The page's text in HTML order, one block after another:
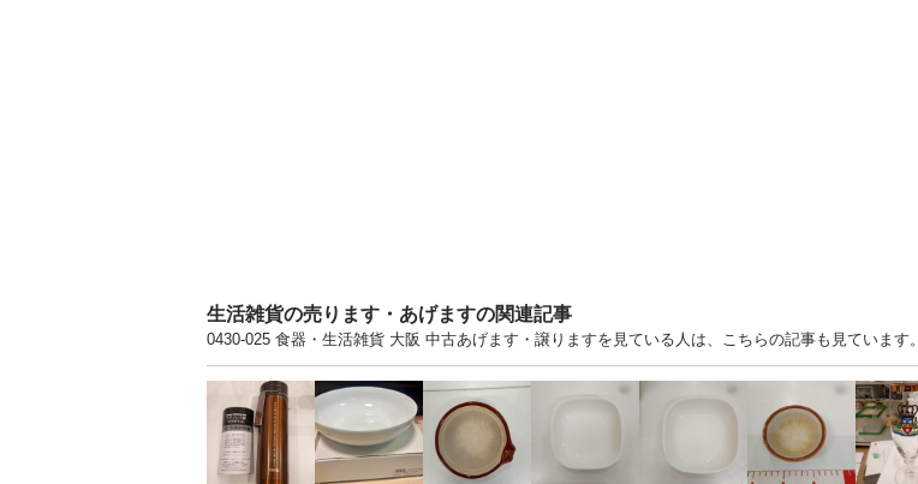
生活雑貨の売ります・あげますの関連記事
0430-025 食器・生活雑貨 大阪 中古あげます・譲りますを見ている人は、こちらの記事も見ています。